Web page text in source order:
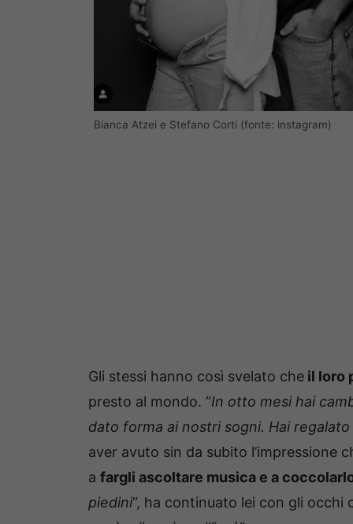
Bianca Atzei e Stefano Corti (fonte: instagram)
Gli stessi hanno così svelato che il loro
presto al mondo. “In otto mesi hai
dato forma ai nostri sogni. Hai
aver avuto sin da subito l’impressione
a fargli ascoltare musica e a
piedini“, ha continuato lei con gli occhi